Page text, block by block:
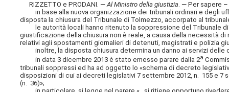
RIZZETTO e PRODANI. —Al Ministro della giustizia. — Per sapere
in base alla nuova organizzazione dei tribunali ordinari e degli
disposta la chiusura del Tribunale di Tolmezzo, accorpato al
le autorità locali hanno ritenuto la soppressione del Tribunale di
giustificazione della chiusura non è reale, a causa della necessità
relativi agli spostamenti giornalieri di detenuti, magistrati e polizia
inoltre, la disposta chiusura determina un danno ai servizi delle
in data 3 dicembre 2013 è stato emesso parare dalla 2a
tribunali soppressi ed ha ad oggetto lo «schema di decreto
disposizioni di cui ai decreti legislativi 7 settembre 2012, n. 155 e
(n. 36)»;